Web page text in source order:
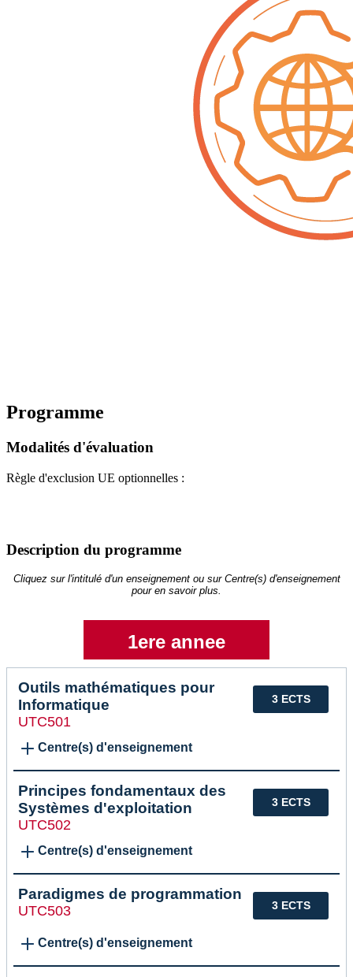
Programme
Modalités d'évaluation
Règle d'exclusion UE optionnelles :
Description du programme
Cliquez sur l'intitulé d'un enseignement ou sur Centre(s) d'enseignement
pour en savoir plus.
1ere annee
3 ECTS
Outils mathématiques pour
Informatique
UTC501
Centre(s) d'enseignement
3 ECTS
Principes fondamentaux des
Systèmes d'exploitation
UTC502
Centre(s) d'enseignement
3 ECTS
Paradigmes de programmation
UTC503
Centre(s) d'enseignement